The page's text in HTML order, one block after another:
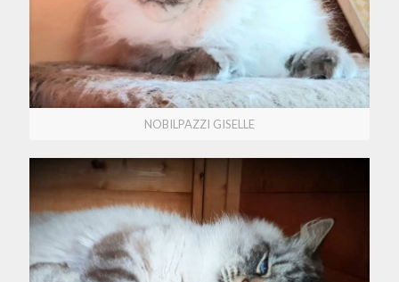
NOBILPAZZI GISELLE